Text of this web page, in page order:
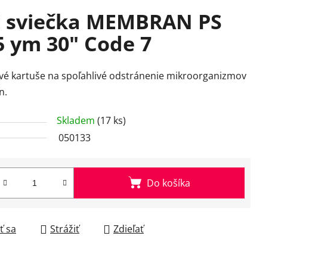
MEMBRAN PS
ym 30" Code 7
kartuše na spoľahlivé odstránenie mikroorganizmov
Skladem (17 ks)
050133
Do košíka
sa Strážiť Zdieľať